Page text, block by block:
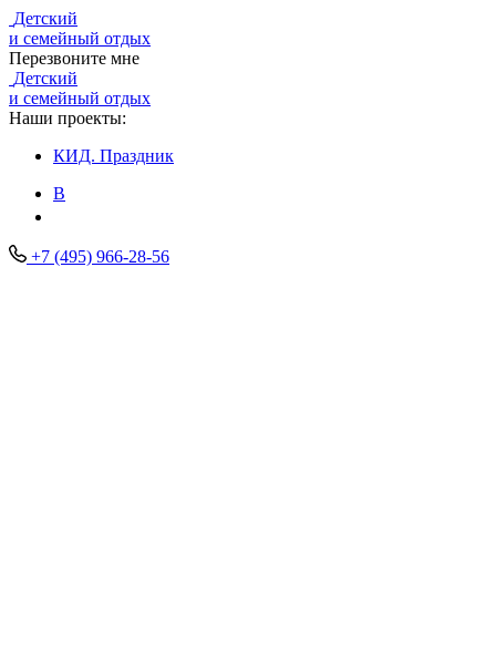
Детский
и семейный отдых
Перезвоните мне
Детский
и семейный отдых
Наши проекты:
КИД. Праздник
В
+7 (495) 966-28-56